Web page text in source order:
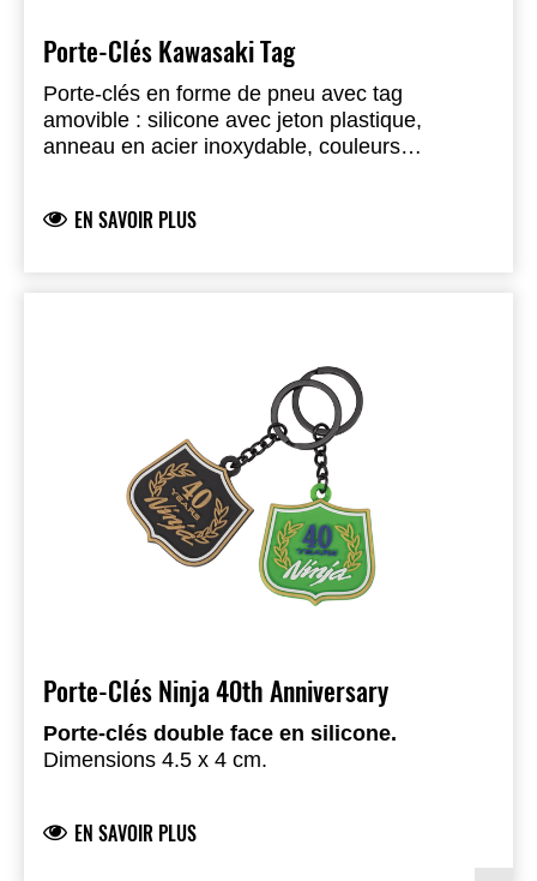
Porte-Clés Kawasaki Tag
Porte-clés en forme de pneu avec tag
amovible : silicone avec jeton plastique,
anneau en acier inoxydable, couleurs
remplaçable par un tracker tiers type Apple
EN SAVOIR PLUS
Porte-Clés Ninja 40th Anniversary
Porte-clés double face en silicone.
Dimensions 4.5 x 4 cm.
EN SAVOIR PLUS